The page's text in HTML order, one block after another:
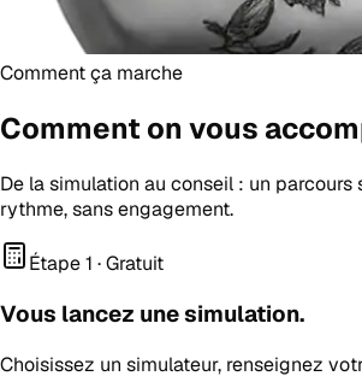
Comment ça marche
Comment on vous
De la simulation au conseil : un parcours
rythme, sans engagement.
Étape 1 · Gratuit
Vous lancez une simulation.
Choisissez un simulateur, renseignez